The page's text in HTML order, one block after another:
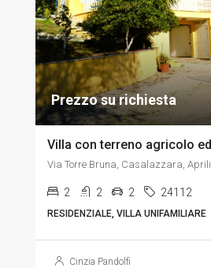
Prezzo su richiesta
Villa con terreno agricolo
2 2 2 24112
RESIDENZIALE, VILLA UNIFAMILIARE
Cinzia Pandolfi